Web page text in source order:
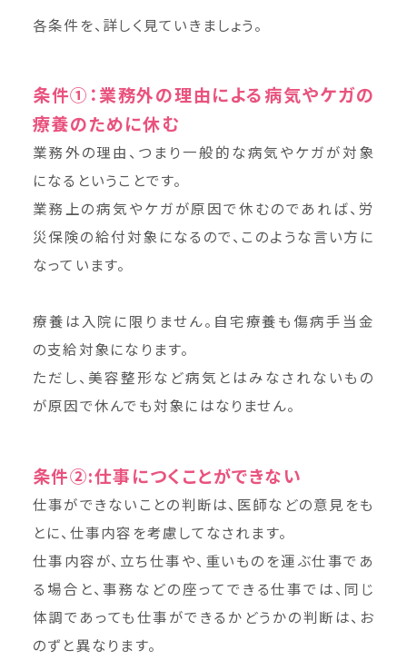
各条件を、詳しく見ていきましょう。
条件①：業務外の理由による病気やケガの
療養のために休む
業務外の理由、つまり一般的な病気やケガが対象
になるということです。
業務上の病気やケガが原因で休むのであれば、労
災保険の給付対象になるので、このような言い方に
なっています。
療養は入院に限りません。自宅療養も傷病手当金
の支給対象になります。
ただし、美容整形など病気とはみなされないもの
が原因で休んでも対象にはなりません。
条件②:仕事につくことができない
仕事ができないことの判断は、医師などの意見をも
とに、仕事内容を考慮してなされます。
仕事内容が、立ち仕事や、重いものを運ぶ仕事であ
る場合と、事務などの座ってできる仕事では、同じ
体調であっても仕事ができるかどうかの判断は、お
のずと異なります。